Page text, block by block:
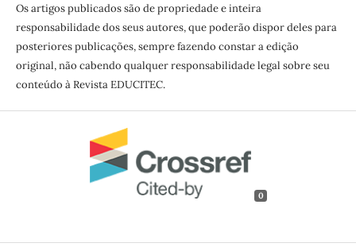
Os artigos publicados são de propriedade e inteira
responsabilidade dos seus autores, que poderão dispor deles para
posteriores publicações, sempre fazendo constar a edição
original, não cabendo qualquer responsabilidade legal sobre seu
conteúdo à Revista EDUCITEC.
0